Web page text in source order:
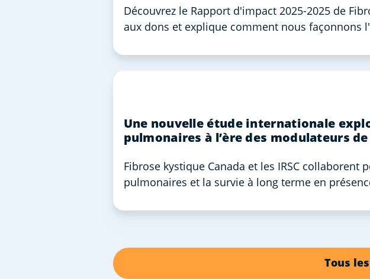
Découvrez le Rapport d'impact 2025-2025 de
aux dons et explique comment nous façonnons
Une nouvelle étude internationale
pulmonaires à l’ère des modulateurs de
Fibrose kystique Canada et les IRSC
pulmonaires et la survie à long terme en
Tous